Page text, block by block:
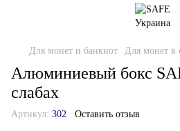
Для монет и банкнот Для монет в
Алюминиевый бокс
слабах
Артикул: 302 Оставить отзыв